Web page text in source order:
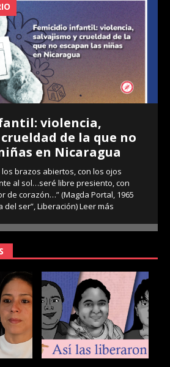
violencia,
de la que no
en Nicaragua
brazos abiertos, con los ojos
al sol…seré libre presiento, con
de corazón…” (Magda Portal, 1965
del ser”, Liberación)Leer más